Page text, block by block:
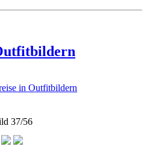
in Outfitbildern
37/56